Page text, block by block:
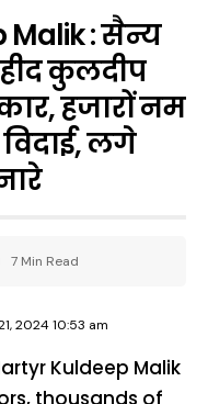
Malik : सैन्य
कुलदीप
हजारों नम
लगे
2024 10:53 am
7 Min Read